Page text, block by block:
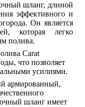
шланг, длиной
эффективного и
Он является
которая легко
полива.
Carat
что позволяет
усилиями.
армированный,
шланг имеет